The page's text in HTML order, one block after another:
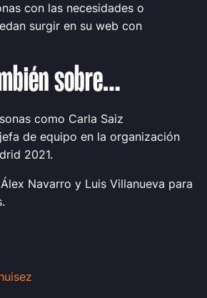
con las necesidades o
surgir en su web con
sobre…
como Carla Saiz
de equipo en la organización
2021.
Navarro y Luis Villanueva para